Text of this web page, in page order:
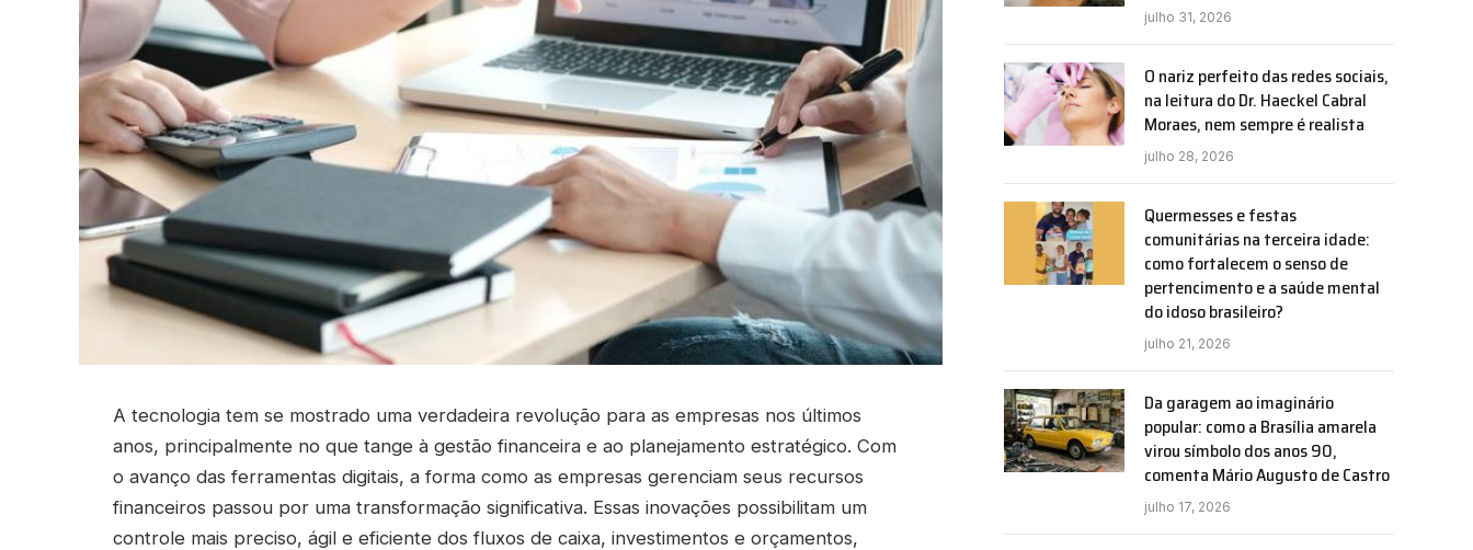
A tecnologia tem se mostrado uma verdadeira revolução para as empresas nos últimos
anos, principalmente no que tange à gestão financeira e ao planejamento estratégico. Com
o avanço das ferramentas digitais, a forma como as empresas gerenciam seus recursos
financeiros passou por uma transformação significativa. Essas inovações possibilitam um
controle mais preciso, ágil e eficiente dos fluxos de caixa, investimentos e orçamentos,
julho 31, 2026
O nariz perfeito das redes sociais,
na leitura do Dr. Haeckel Cabral
Moraes, nem sempre é realista
julho 28, 2026
Quermesses e festas
comunitárias na terceira idade:
como fortalecem o senso de
pertencimento e a saúde mental
do idoso brasileiro?
julho 21, 2026
Da garagem ao imaginário
popular: como a Brasília amarela
virou símbolo dos anos 90,
comenta Mário Augusto de Castro
julho 17, 2026